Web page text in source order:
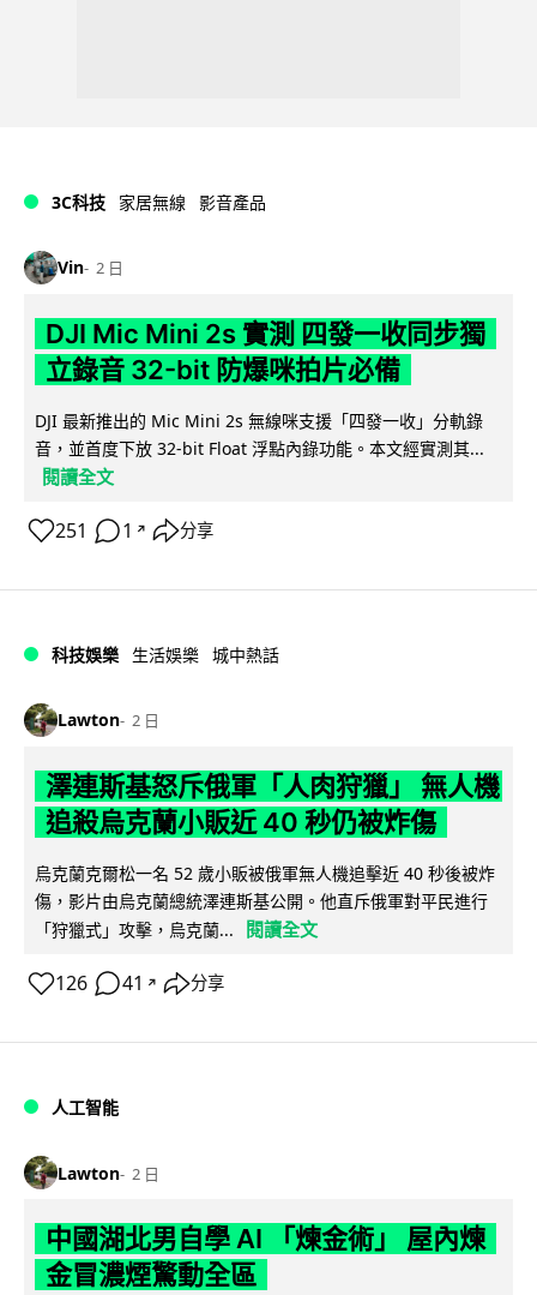
3C科技 家居無線 影音產品
Vin 2 日
DJI Mic Mini 2s 實測 四發一收同步獨
立錄音 32-bit 防爆咪拍片必備
DJI 最新推出的 Mic Mini 2s 無線咪支援「四發一收」分軌錄
音，並首度下放 32-bit Float 浮點內錄功能。本文經實測其...
閱讀全文
251 1 ↗ 分享
科技娛樂 生活娛樂 城中熱話
Lawton 2 日
澤連斯基怒斥俄軍「人肉狩獵」 無人機
追殺烏克蘭小販近 40 秒仍被炸傷
烏克蘭克爾松一名 52 歲小販被俄軍無人機追擊近 40 秒後被炸
傷，影片由烏克蘭總統澤連斯基公開。他直斥俄軍對平民進行
「狩獵式」攻擊，烏克蘭...
閱讀全文
126 41 ↗ 分享
人工智能
Lawton 2 日
中國湖北男自學 AI 「煉金術」 屋內煉
金冒濃煙驚動全區